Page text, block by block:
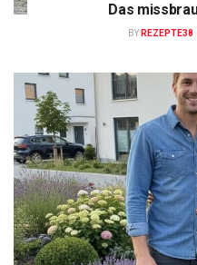
Das
BY REZEPTE38